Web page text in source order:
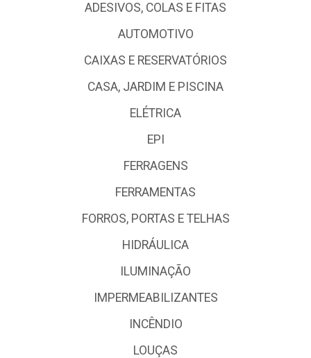
ADESIVOS, COLAS E FITAS
AUTOMOTIVO
CAIXAS E RESERVATÓRIOS
CASA, JARDIM E PISCINA
ELÉTRICA
EPI
FERRAGENS
FERRAMENTAS
FORROS, PORTAS E TELHAS
HIDRÁULICA
ILUMINAÇÃO
IMPERMEABILIZANTES
INCÊNDIO
LOUÇAS